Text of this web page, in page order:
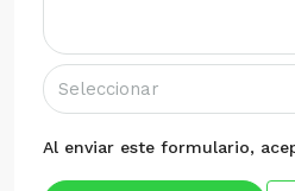
Seleccionar
Al enviar este formulario,